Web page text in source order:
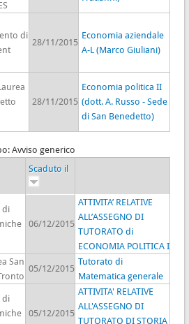
di
28/11/2015
Economia aziendale
A-L (Marco Giuliani)
28/11/2015
Economia politica II
(dott. A. Russo - Sede
di San Benedetto)
Avviso generico
Scaduto il
di
06/12/2015
ATTIVITA’ RELATIVE
ALL’ASSEGNO DI
TUTORATO di
ECONOMIA POLITICA I
San
05/12/2015
Tutorato di
Matematica generale
di
05/12/2015
ATTIVITA' RELATIVE
ALL'ASSEGNO DI
TUTORATO DI STORIA